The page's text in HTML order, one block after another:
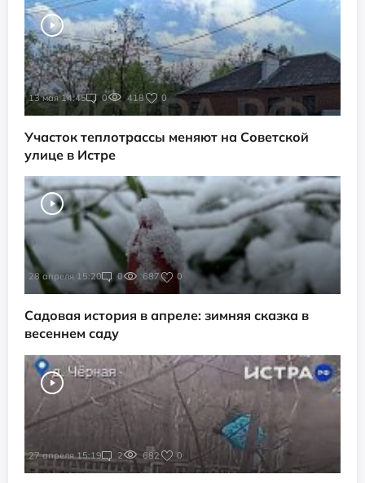
13 мая 14:45 0 418 0
Участок теплотрассы меняют на Советской
улице в Истре
28 апреля 15:20 0 687 0
Садовая история в апреле: зимняя сказка в
весеннем саду
27 апреля 15:19 2 682 0